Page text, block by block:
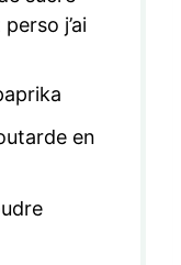
j’ai
en